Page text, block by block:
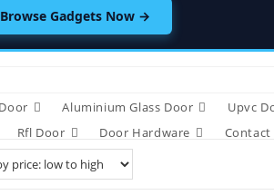
Browse Gadgets Now →
Aluminium Glass Door
Upvc
Rfl Door Door Hardware Contact